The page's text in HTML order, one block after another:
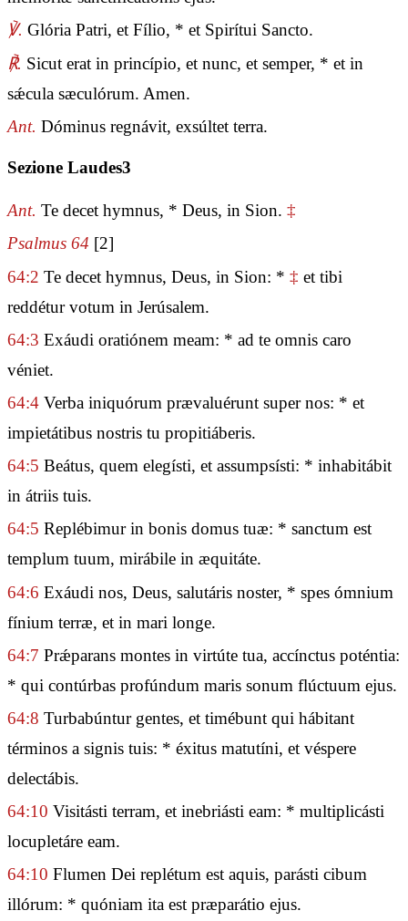
℣. Glória Patri, et Fílio, * et Spirítui Sancto.
℟. Sicut erat in princípio, et nunc, et semper, * et in
sǽcula sæculórum. Amen.
Ant. Dóminus regnávit, exsúltet terra.
Sezione Laudes3
Ant. Te decet hymnus, * Deus, in Sion. ‡
Psalmus 64 [2]
64:2 Te decet hymnus, Deus, in Sion: * ‡ et tibi
reddétur votum in Jerúsalem.
64:3 Exáudi oratiónem meam: * ad te omnis caro
véniet.
64:4 Verba iniquórum prævaluérunt super nos: * et
impietátibus nostris tu propitiáberis.
64:5 Beátus, quem elegísti, et assumpsísti: * inhabitábit
in átriis tuis.
64:5 Replébimur in bonis domus tuæ: * sanctum est
templum tuum, mirábile in æquitáte.
64:6 Exáudi nos, Deus, salutáris noster, * spes ómnium
fínium terræ, et in mari longe.
64:7 Prǽparans montes in virtúte tua, accínctus poténtia:
* qui contúrbas profúndum maris sonum flúctuum ejus.
64:8 Turbabúntur gentes, et timébunt qui hábitant
términos a signis tuis: * éxitus matutíni, et véspere
delectábis.
64:10 Visitásti terram, et inebriásti eam: * multiplicásti
locupletáre eam.
64:10 Flumen Dei replétum est aquis, parásti cibum
illórum: * quóniam ita est præparátio ejus.